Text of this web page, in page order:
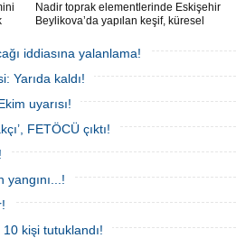
Nadir toprak elementlerinde Eskişehir
Beylikova’da yapılan keşif, küresel
yeni bir hamle geldi.
iddiasına yalanlama!
Yarıda kaldı!
uyarısı!
FETÖCÜ çıktı!
kişi tutuklandı!